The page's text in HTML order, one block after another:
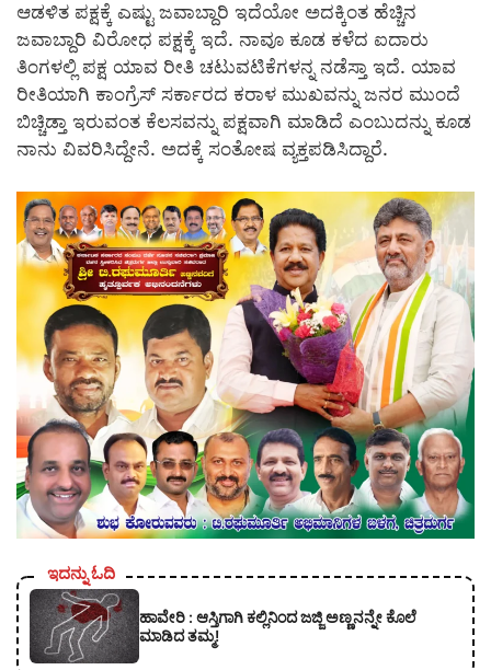
ಆಡಳಿತ ಪಕ್ಷಕ್ಕೆ ಎಷ್ಟು ಜವಾಬ್ದಾರಿ ಇದೆಯೋ ಅದಕ್ಕಿಂತ ಹೆಚ್ಚಿನ
ಜವಾಬ್ದಾರಿ ವಿರೋಧ ಪಕ್ಷಕ್ಕೆ ಇದೆ. ನಾವೂ ಕೂಡ ಕಳೆದ ಐದಾರು
ತಿಂಗಳಲ್ಲಿ ಪಕ್ಷ ಯಾವ ರೀತಿ ಚಟುವಟಿಕೆಗಳನ್ನ ನಡೆಸ್ತಾ ಇದೆ. ಯಾವ
ರೀತಿಯಾಗಿ ಕಾಂಗ್ರೆಸ್ ಸರ್ಕಾರದ‌ ಕರಾಳ ಮುಖವನ್ನು ಜನರ ಮುಂದೆ
ಬಿಚ್ಚಿಡ್ತಾ ಇರುವಂತ ಕೆಲಸವನ್ನು ಪಕ್ಷವಾಗಿ ಮಾಡಿದೆ ಎಂಬುದನ್ನು ಕೂಡ
ನಾನು ವಿವರಿಸಿದ್ದೇನೆ. ಅದಕ್ಕೆ‌ ಸಂತೋಷ ವ್ಯಕ್ತಪಡಿಸಿದ್ದಾರೆ.
ಇದನ್ನು ಓದಿ
ಹಾವೇರಿ : ಆಸ್ತಿಗಾಗಿ ಕಲ್ಲಿನಿಂದ ಜಜ್ಜಿ ಅಣ್ಣನನ್ನೇ ಕೊಲೆ
ಮಾಡಿದ ತಮ್ಮ!